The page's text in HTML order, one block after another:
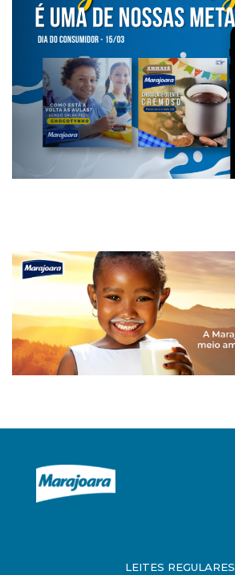
LEITES REGULARES